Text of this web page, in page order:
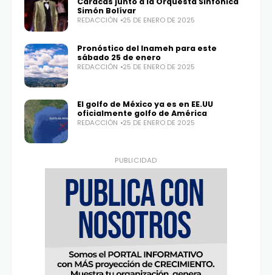
Twitter
Simón Bolívar
REDACCIÓN 25 DE ENERO DE 2025
Pronóstico del Inameh para este
sábado 25 de enero
REDACCIÓN 25 DE ENERO DE 2025
El golfo de México ya es en EE.UU
oficialmente golfo de América
REDACCIÓN 25 DE ENERO DE 2025
PUBLICIDAD